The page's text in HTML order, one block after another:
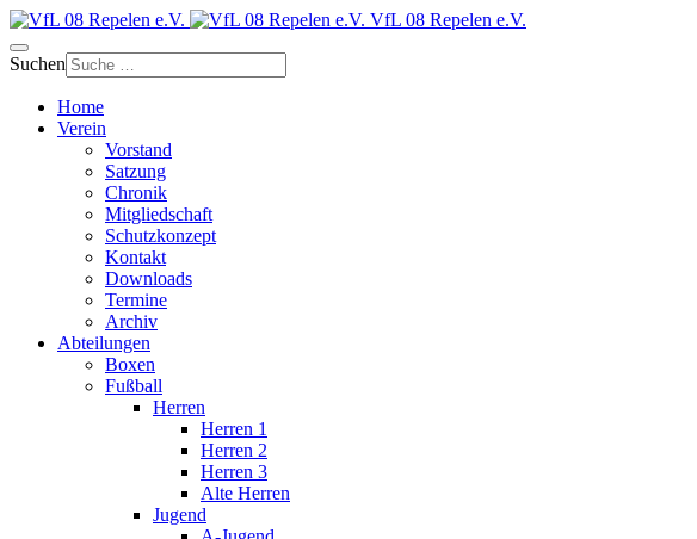
VfL 08 Repelen e.V.
Suchen
Home
Verein
Vorstand
Satzung
Chronik
Mitgliedschaft
Schutzkonzept
Kontakt
Downloads
Termine
Archiv
Abteilungen
Boxen
Fußball
Herren
Herren 1
Herren 2
Herren 3
Alte Herren
Jugend